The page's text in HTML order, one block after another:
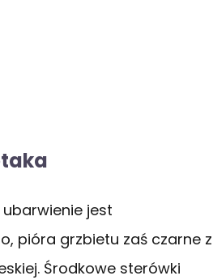
ubarwienie jest
pióra grzbietu zaś czarne z
Środkowe sterówki